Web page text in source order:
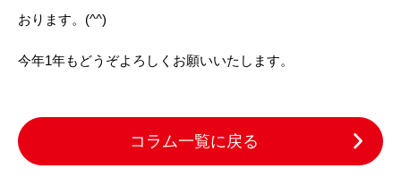
おります。(^^)
今年1年もどうぞよろしくお願いいたします。
コラム一覧に戻る